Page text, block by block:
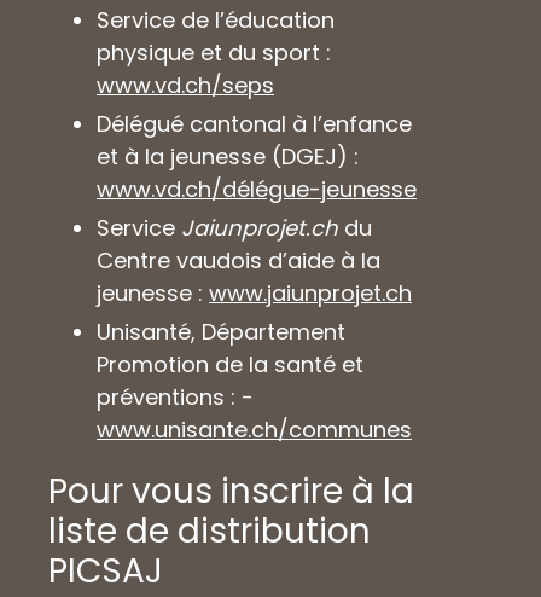
Service de l’éducation
physique et du sport :
www.vd.ch/seps
Délégué cantonal à l’enfance
et à la jeunesse (DGEJ) :
www.vd.ch/délégue-jeunesse
Service Jaiunprojet.ch du
Centre vaudois d’aide à la
jeunesse : www.jaiunprojet.ch
Unisanté, Département
Promotion de la santé et
préventions : -
www.unisante.ch/communes
Pour vous inscrire à la
liste de distribution
PICSAJ